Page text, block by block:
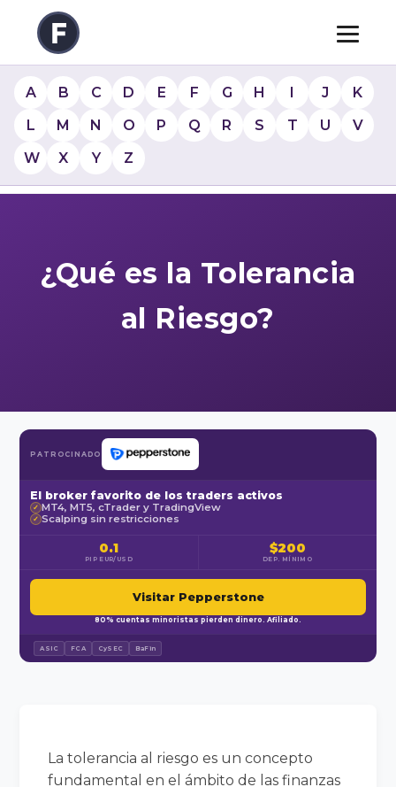
A B C D E F G H I J
K
L
M N O P Q R S T U
V
W
X Y Z
¿Qué es la Tolerancia
al Riesgo?
PATROCINADO
El broker favorito de los traders activos
✓ MT4, MT5, cTrader y TradingView
✓ Scalping sin restricciones
0.1
PIP EUR/USD
$200
DEP. MÍNIMO
Visitar Pepperstone
80% cuentas minoristas pierden dinero. Afiliado.
ASIC FCA CySEC BaFin
La tolerancia al riesgo es un concepto
fundamental en el ámbito de las finanzas